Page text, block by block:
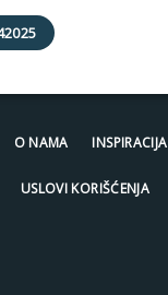
O NAMA INSPIRACIJA
USLOVI KORIŠĆENJA